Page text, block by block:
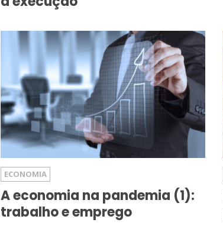
ECONOMIA
A economia na pandemia (1):
trabalho e emprego